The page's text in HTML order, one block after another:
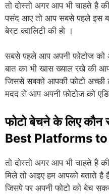
तो दोस्तो अगर आप भी चाहते है
पसंद आए तो आप सबसे पहले इस
बेस्ट क्वालिटी की हो ।
सबसे पहले आप अपनी फोटोज
बात का भी खास ख्याल रखे की
जिससे सबको आपकी फोटो अच्छी
मदद से आप अपनी फोटोज को
फोटो बेचने के लिए कौन
Best Platforms
तो दोस्तो अगर आप भी चाहते है
मिले तो आइए हम आपको बताते है
जिसपे पर अपनी फोटो को बेच